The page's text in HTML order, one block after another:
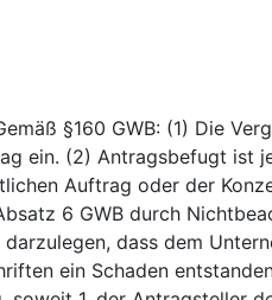
§160 GWB: (1) Die
ein. (2) Antragsbefugt ist
Auftrag oder der
6 GWB durch
dass dem
ein Schaden